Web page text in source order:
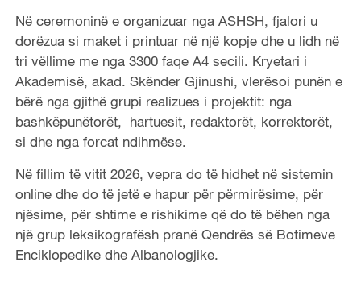
Në ceremoninë e organizuar nga ASHSH, fjalori u
dorëzua si maket i printuar në një kopje dhe u lidh në
tri vëllime me nga 3300 faqe A4 secili. Kryetari i
Akademisë, akad. Skënder Gjinushi, vlerësoi punën e
bërë nga gjithë grupi realizues i projektit: nga
bashkëpunëtorët, hartuesit, redaktorët, korrektorët,
si dhe nga forcat ndihmëse.
Në fillim të vitit 2026, vepra do të hidhet në sistemin
online dhe do të jetë e hapur për përmirësime, për
njësime, për shtime e rishikime që do të bëhen nga
një grup leksikografësh pranë Qendrës së Botimeve
Enciklopedike dhe Albanologjike.